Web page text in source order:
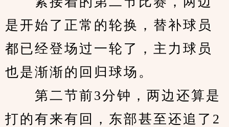
是开始了正常的轮换，替补球员
都已经登场过一轮了，主力球员
也是渐渐的回归球场。
第二节前3分钟，两边还算是
打的有来有回，东部甚至还追了2